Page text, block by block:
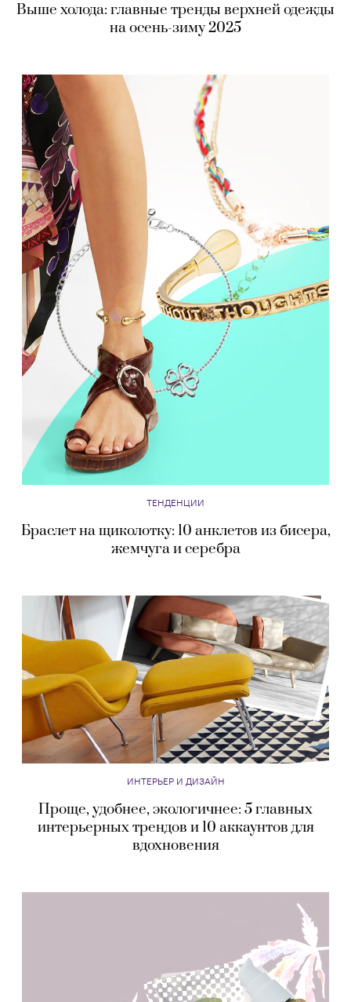
Выше холода: главные тренды верхней одежды
на осень-зиму 2025
ТЕНДЕНЦИИ
Браслет на щиколотку: 10 анклетов из бисера,
жемчуга и серебра
ИНТЕРЬЕР И ДИЗАЙН
Проще, удобнее, экологичнее: 5 главных
интерьерных трендов и 10 аккаунтов для
вдохновения